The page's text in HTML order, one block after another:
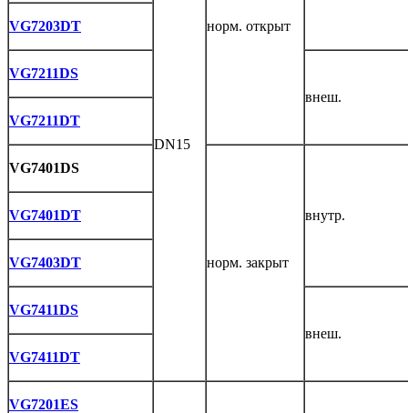
DN15
норм. открыт
VG7203DT
VG7211DS
внеш.
VG7211DT
VG7401DS
норм. закрыт
внутр.
VG7401DT
VG7403DT
VG7411DS
внеш.
VG7411DT
VG7201ES